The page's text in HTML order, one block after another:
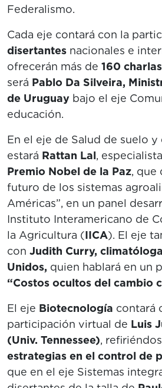
Federalismo.
Cada eje contará con la
disertantes nacionales e
ofrecerán más de 160 charlas
será Pablo Da Silveira,
de Uruguay bajo el eje
educación.
En el eje de Salud de suelo
estará Rattan Lal,
Premio Nobel de la Paz, que
futuro de los sistemas
Américas”, en un panel
Instituto Interamericano de
la Agricultura (IICA). El eje
con Judith Curry,
Unidos, quien hablará en un
“Costos ocultos del cambio
El eje Biotecnología contará
participación virtual de Luis
(Univ. Tennessee),
estrategias en el control de
que en el eje Sistemas